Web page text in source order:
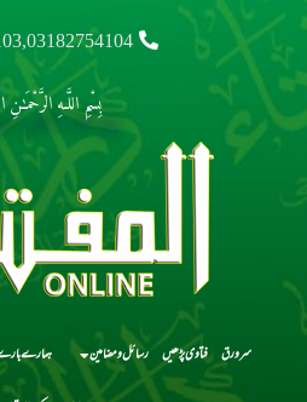
بِسْمِ اللَّـهِ الرَّحْمَـٰنِ
سرورق فتاوی پڑھیں رسائل و مضامین ہمارے